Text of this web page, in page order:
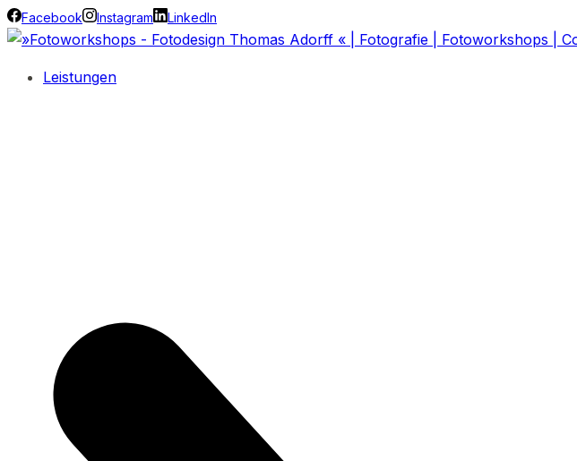
Facebook Instagram LinkedIn
Leistungen